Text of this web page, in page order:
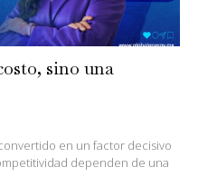
sino una
en un factor decisivo
dependen de una